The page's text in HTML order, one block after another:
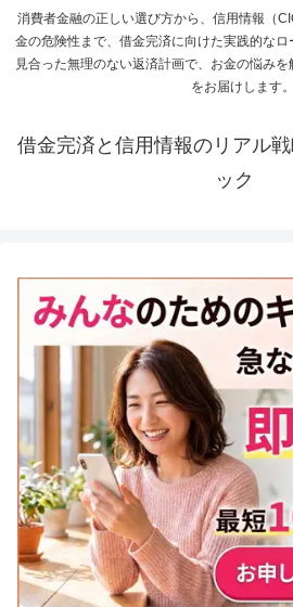
消費者金融の正しい選び方から、信用情報（
金の危険性まで、借金完済に向けた実践的な
見合った無理のない返済計画で、お金の悩み
をお届けします。
借金完済と信用情報のリアル
ック